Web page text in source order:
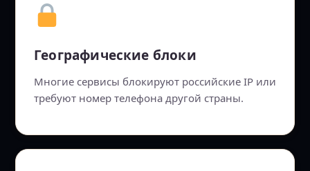
Географические блоки
Многие сервисы блокируют российские IP или
требуют номер телефона другой страны.